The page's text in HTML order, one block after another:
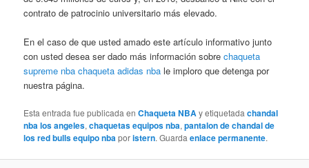
contrato de patrocinio universitario más elevado.
En el caso de que usted amado este artículo informativo junto
con usted desea ser dado más información sobrechaqueta
supreme nba chaqueta adidas nba le imploro que detenga por
nuestra página.
Esta entrada fue publicada enChaqueta NBAy etiquetadachandal
nba los angeles,chaquetas equipos nba,pantalon de chandal de
los red bulls equipo nbaporistern. Guardaenlace permanente.